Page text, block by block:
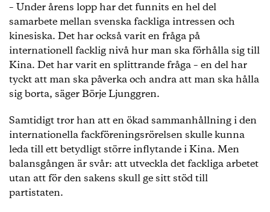
– Under årens lopp har det funnits en hel del
samarbete mellan svenska fackliga intressen och
kinesiska. Det har också varit en fråga på
internationell facklig nivå hur man ska förhålla sig till
Kina. Det har varit en splittrande fråga – en del har
tyckt att man ska påverka och andra att man ska hålla
sig borta, säger Börje Ljunggren.
Samtidigt tror han att en ökad sammanhållning i den
internationella fackföreningsrörelsen skulle kunna
leda till ett betydligt större inflytande i Kina. Men
balansgången är svår: att utveckla det fackliga arbetet
utan att för den sakens skull ge sitt stöd till
partistaten.